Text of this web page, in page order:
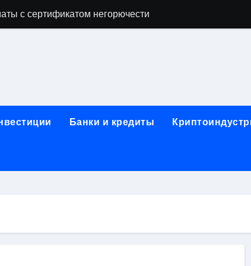
с сертификатом негорючести
и направляющих для конвейерных лент
лотков для хранения электронных
этапы строительства, проверка застройщика и
Банки и кредиты